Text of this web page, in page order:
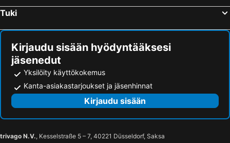
Juan-les-Pins, bed and breakfasts
Tuki
Kirjaudu sisään hyödyntääksesi
jäsenedut
Yksilöity käyttökokemus
Kanta-asiakastarjoukset ja jäsenhinnat
Kirjaudu sisään
trivago N.V., Kesselstraße 5 – 7, 40221 Düsseldorf, Saksa